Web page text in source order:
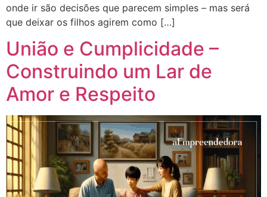
onde ir são decisões que parecem simples – mas será
que deixar os filhos agirem como […]
União e Cumplicidade –
Construindo um Lar de
Amor e Respeito